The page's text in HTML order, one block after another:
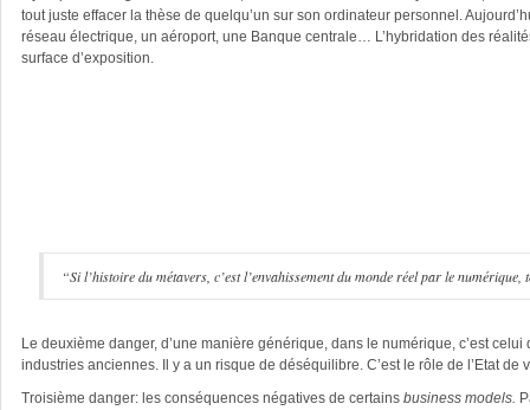
tout juste effacer la thèse de quelqu’un sur son ordinateur personnel.
réseau électrique, un aéroport, une Banque centrale… L’hybridation des
surface d’exposition.
“Si l’histoire du métavers, c’est l’envahissement du monde réel par le
Le deuxième danger, d’une manière générique, dans le numérique, c’est
industries anciennes. Il y a un risque de déséquilibre. C’est le rôle de l’Etat
Troisième danger: les conséquences négatives de certains business models.